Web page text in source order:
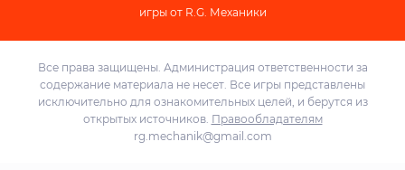
игры от R.G. Механики
Все права защищены. Администрация ответственности за
содержание материала не несет. Все игры представлены
исключительно для ознакомительных целей, и берутся из
открытых источников. Правообладателям
rg.mechanik@gmail.com